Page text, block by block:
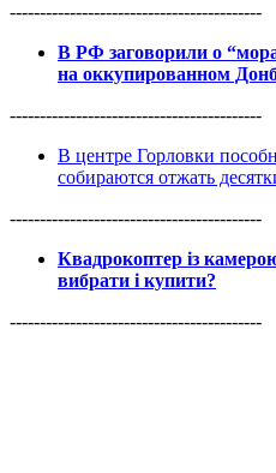
------------------------------------------
В РФ заговорили о
на оккупированном
------------------------------------------
В центре Горловки
собираются отжать
------------------------------------------
Квадрокоптер із
вибрати і купити?
------------------------------------------